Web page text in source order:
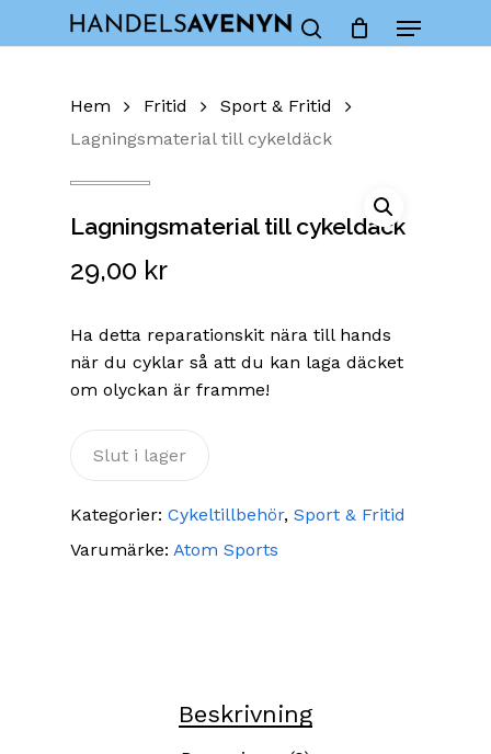
Menu
Cart Close
Hem Fritid
Sport & Fritid
Lagningsmaterial till cykeldäck
Lagningsmaterial till cykeldäck
29,00 kr
Ha detta reparationskit nära till hands
när du cyklar så att du kan laga däcket
om olyckan är framme!
Slut i lager
Kategorier: Cykeltillbehör, Sport & Fritid
Varumärke: Atom Sports
Beskrivning